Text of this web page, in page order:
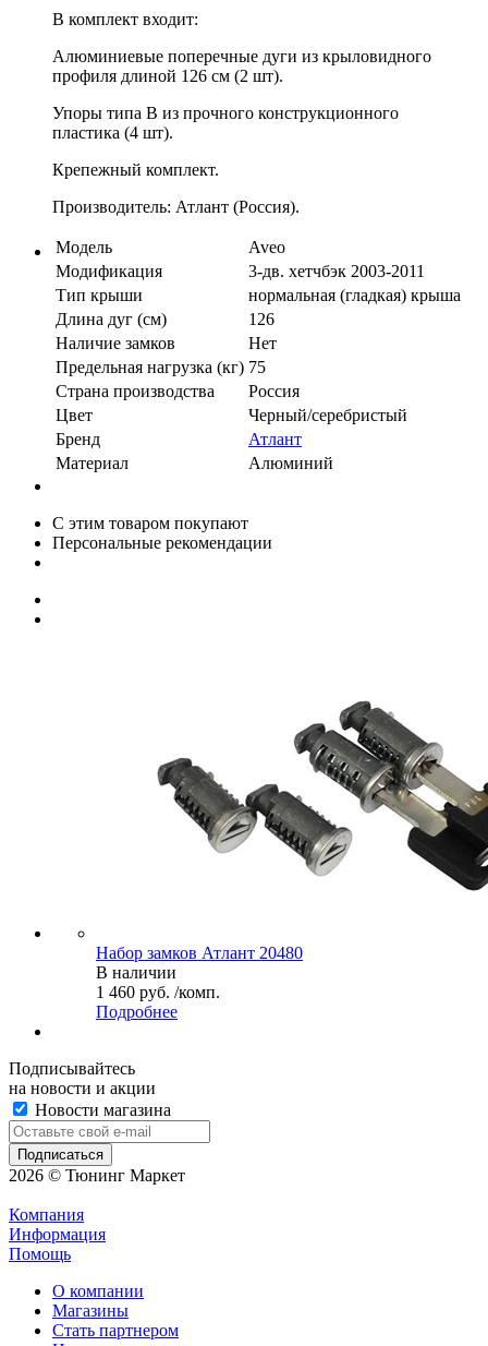
В комплект входит:
Алюминиевые поперечные дуги из крыловидного
профиля длиной 126 см (2 шт).
Упоры типа B из прочного конструкционного
пластика (4 шт).
Крепежный комплект.
Производитель: Атлант (Россия).
Модель
Aveo
Модификация
3-дв. хетчбэк 2003-2011
Тип крыши
нормальная (гладкая) крыша
Длина дуг (см)
126
Наличие замков
Нет
Предельная нагрузка (кг) 75
Страна производства
Россия
Цвет
Черный/серебристый
Бренд
Атлант
Материал
Алюминий
С этим товаром покупают
Персональные рекомендации
Набор замков Атлант 20480
В наличии
1 460 руб. /комп.
Подробнее
Подписывайтесь
на новости и акции
Новости магазина
2026 © Тюнинг Маркет
Компания
Информация
Помощь
О компании
Магазины
Стать партнером